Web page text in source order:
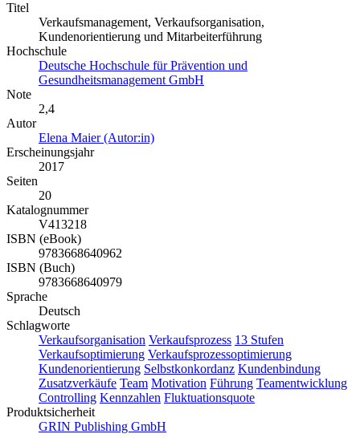
Titel
Verkaufsmanagement, Verkaufsorganisation,
Kundenorientierung und Mitarbeiterführung
Hochschule
Deutsche Hochschule für Prävention und
Gesundheitsmanagement GmbH
Note
2,4
Autor
Elena Maier (Autor:in)
Erscheinungsjahr
2017
Seiten
20
Katalognummer
V413218
ISBN (eBook)
9783668640962
ISBN (Buch)
9783668640979
Sprache
Deutsch
Schlagworte
Verkaufsorganisation Verkaufsprozess 13 Stufen
Verkaufsoptimierung Verkaufsprozessoptimierung
Kundenorientierung Selbstkonkordanz Kundenbindung
Zusatzverkäufe Team Motivation Führung Teamentwicklung
Controlling Kennzahlen Fluktuationsquote
Produktsicherheit
GRIN Publishing GmbH